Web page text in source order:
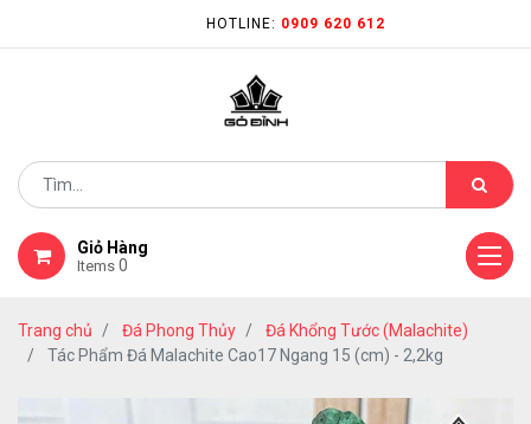
HOTLINE: 0909 620 612
Giỏ Hàng
Items 0
Trang chủ Đá Phong Thủy
Đá Khổng Tước (Malachite)
Tác Phẩm Đá Malachite Cao17 Ngang 15 (cm) - 2,2kg